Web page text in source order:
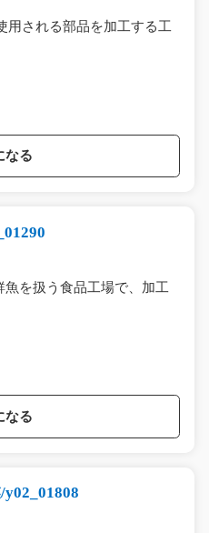
用される部品を加工する工
なる
魚を扱う食品工場で、加工
なる